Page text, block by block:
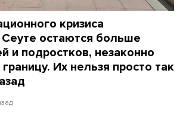
кризиса
Сеуте остаются больше
и подростков, незаконно
Их нельзя просто так